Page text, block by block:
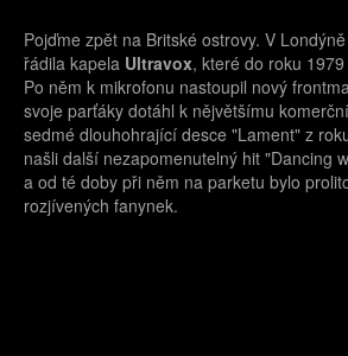
Pojďme zpět na Britské ostrovy. V
řádila kapela Ultravox, které do roku
Po něm k mikrofonu nastoupil nový
svoje parťáky dotáhl k nějvětšímu
sedmé dlouhohrající desce "Lament" z
našli další nezapomenutelný hit "Dancing
a od té doby při něm na parketu bylo
rozjívených fanynek.